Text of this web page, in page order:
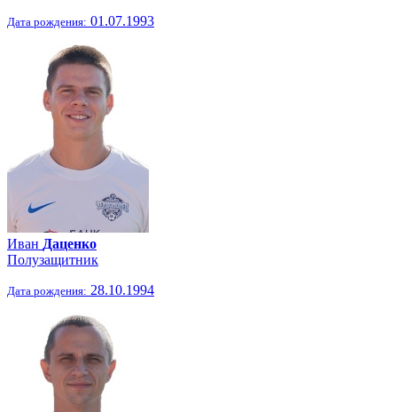
Дата рождения: 01.07.1993
Иван Даценко
Полузащитник
Дата рождения: 28.10.1994